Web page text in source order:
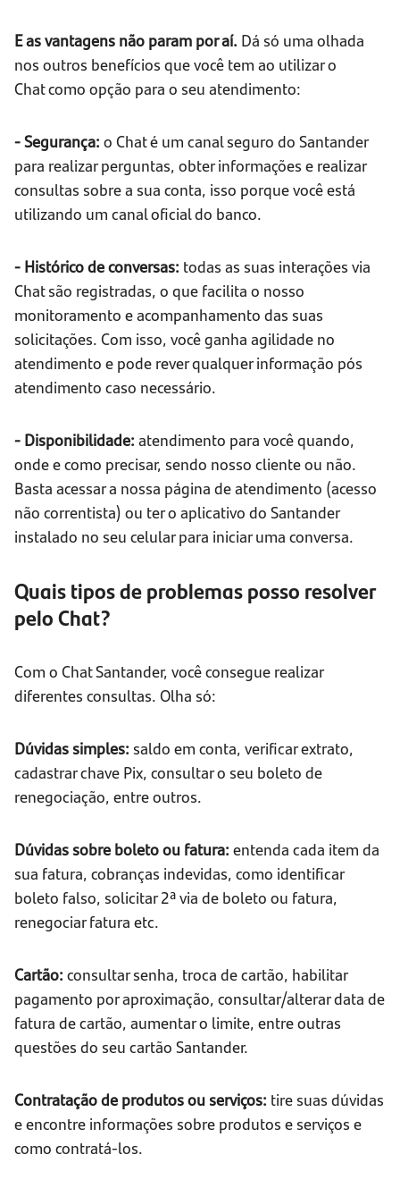
E as vantagens não param por aí. Dá só uma olhada
nos outros benefícios que você tem ao utilizar o
Chat como opção para o seu atendimento:
- Segurança: o Chat é um canal seguro do Santander
para realizar perguntas, obter informações e realizar
consultas sobre a sua conta, isso porque você está
utilizando um canal oficial do banco.
- Histórico de conversas: todas as suas interações via
Chat são registradas, o que facilita o nosso
monitoramento e acompanhamento das suas
solicitações. Com isso, você ganha agilidade no
atendimento e pode rever qualquer informação pós
atendimento caso necessário.
- Disponibilidade: atendimento para você quando,
onde e como precisar, sendo nosso cliente ou não.
Basta acessar a nossa página de atendimento (acesso
não correntista) ou ter o aplicativo do Santander
instalado no seu celular para iniciar uma conversa.
Quais tipos de problemas posso resolver
pelo Chat?
Com o Chat Santander, você consegue realizar
diferentes consultas. Olha só:
Dúvidas simples: saldo em conta, verificar extrato,
cadastrar chave Pix, consultar o seu boleto de
renegociação, entre outros.
Dúvidas sobre boleto ou fatura: entenda cada item da
sua fatura, cobranças indevidas, como identificar
boleto falso, solicitar 2ª via de boleto ou fatura,
renegociar fatura etc.
Cartão: consultar senha, troca de cartão, habilitar
pagamento por aproximação, consultar/alterar data de
fatura de cartão, aumentar o limite, entre outras
questões do seu cartão Santander.
Contratação de produtos ou serviços: tire suas dúvidas
e encontre informações sobre produtos e serviços e
como contratá-los.